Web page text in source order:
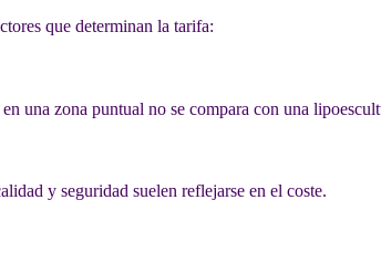
que determinan la tarifa:
zona puntual no se compara con una
y seguridad suelen reflejarse en el coste.